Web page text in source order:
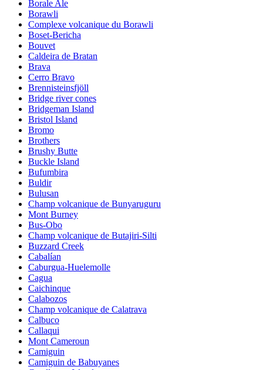
Borale Ale
Borawli
Complexe volcanique du Borawli
Boset-Bericha
Bouvet
Caldeira de Bratan
Brava
Cerro Bravo
Brennisteinsfjöll
Bridge river cones
Bridgeman Island
Bristol Island
Bromo
Brothers
Brushy Butte
Buckle Island
Bufumbira
Buldir
Bulusan
Champ volcanique de Bunyaruguru
Mont Burney
Bus-Obo
Champ volcanique de Butajiri-Silti
Buzzard Creek
Cabalían
Caburgua-Huelemolle
Cagua
Caichinque
Calabozos
Champ volcanique de Calatrava
Calbuco
Callaqui
Mont Cameroun
Camiguin
Camiguin de Babuyanes